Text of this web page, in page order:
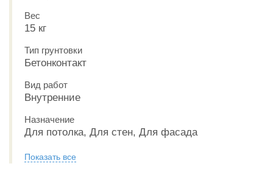
Вес
15 кг
Тип грунтовки
Бетонконтакт
Вид работ
Внутренние
Назначение
Для потолка, Для стен, Для фасада
Показать все